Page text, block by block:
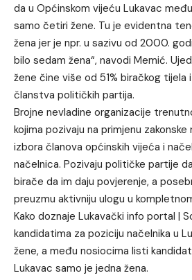
da u Općinskom vijeću Lukavac
samo četiri žene. Tu je evidentna
žena jer je npr. u sazivu od 2000.
bilo sedam žena“, navodi Memić.
žene čine više od 51% biračkog tijela
članstva političkih partija.
Brojne nevladine organizacije
kojima pozivaju na primjenu
izbora članova općinskih vijeća i
načelnica. Pozivaju političke partije
birače da im daju povjerenje, a
preuzmu aktivniju ulogu u
Kako doznaje Lukavački info portal |
kandidatima za poziciju načelnika u
žene, a među nosiocima listi
Lukavac samo je jedna žena.